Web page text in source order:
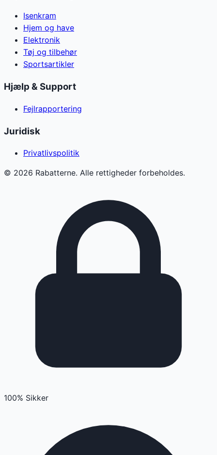
Isenkram
Hjem og have
Elektronik
Tøj og tilbehør
Sportsartikler
Hjælp & Support
Fejlrapportering
Juridisk
Privatlivspolitik
© 2026 Rabatterne. Alle rettigheder forbeholdes.
100% Sikker